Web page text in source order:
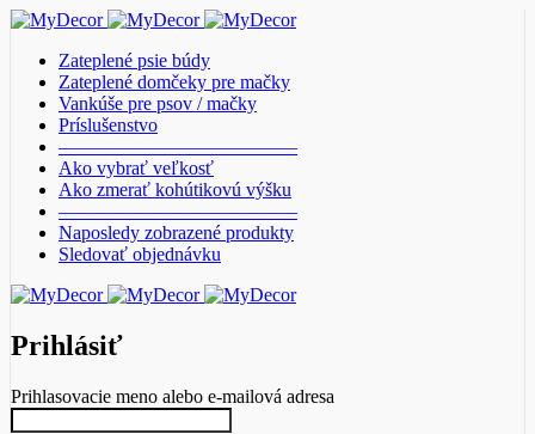
Zateplené psie búdy
Zateplené domčeky pre mačky
Vankúše pre psov / mačky
Príslušenstvo
————————————–
Ako vybrať veľkosť
Ako zmerať kohútikovú výšku
————————————–
Naposledy zobrazené produkty
Sledovať objednávku
Prihlásiť
Prihlasovacie meno alebo e-mailová adresa